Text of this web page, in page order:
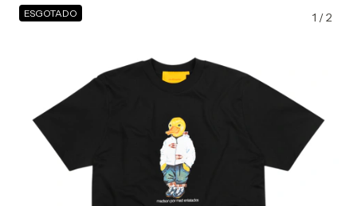
ESGOTADO 1 /2